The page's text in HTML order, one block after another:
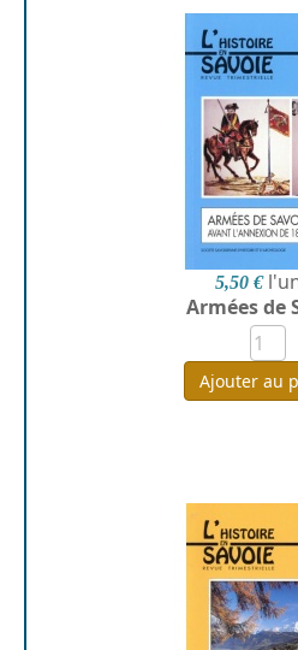
5,50 €
Armées de
Ajouter au